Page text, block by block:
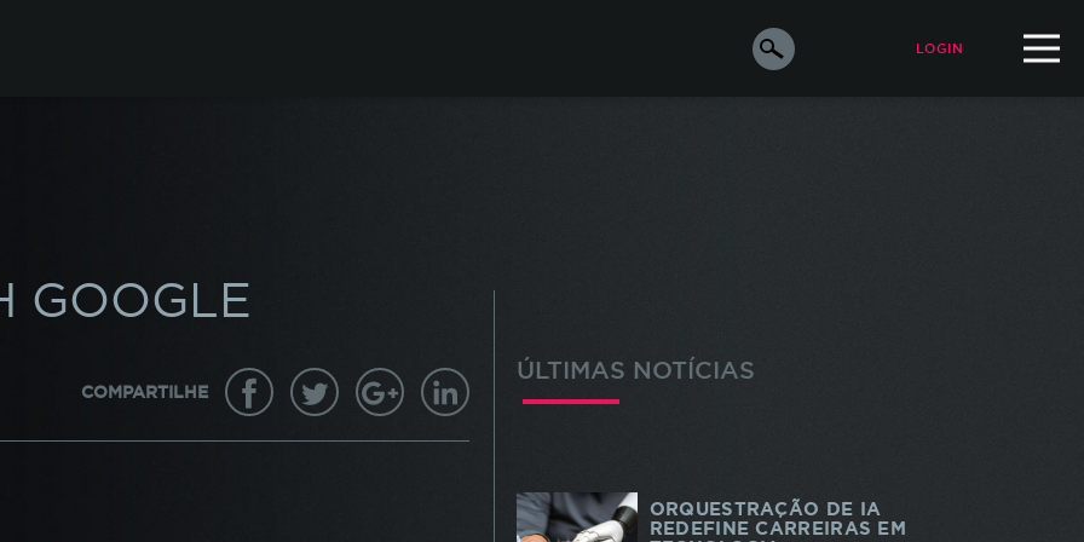
LOGIN
GOOGLE
COMPARTILHE
ÚLTIMAS NOTÍCIAS
ORQUESTRAÇÃO DE IA
REDEFINE CARREIRAS EM
cookies não podem ser desativados pois são necessários para
para a medição de performance de páginas, entre outros. Todos